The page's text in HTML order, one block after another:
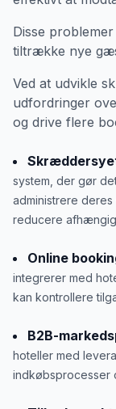
Disse
tiltrække nye
Ved at udvikle
udfordringer
og drive flere
system, der gør
administrere
reducere
Online
integrerer med
kan kontrollere
B2B-
hoteller med
indkøbsprocesser